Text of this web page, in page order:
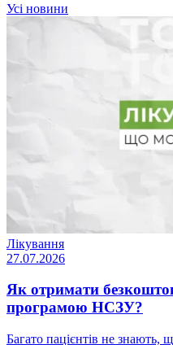
Усі новини
Лікування
27.07.2026
Як отримати
програмою НСЗУ?
Багато пацієнтів не знають,